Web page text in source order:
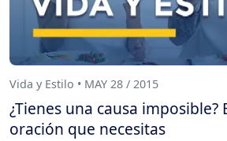
Vida y Estilo • MAY 28 / 2015
¿Tienes una causa imposible?
oración que necesitas